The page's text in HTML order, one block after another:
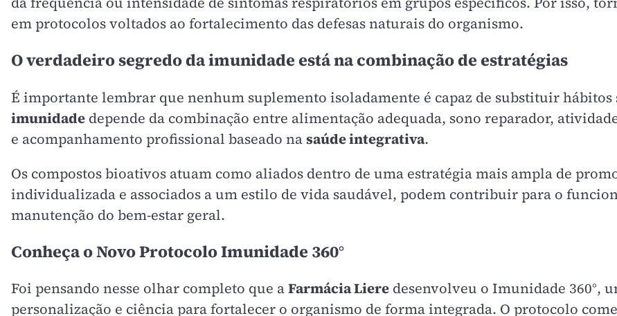
em protocolos voltados ao fortalecimento das defesas naturais do organismo.
O verdadeiro segredo da imunidade está na combinação de estratégias
É importante lembrar que nenhum suplemento isoladamente é capaz de substituir hábitos
imunidade depende da combinação entre alimentação adequada, sono reparador,
e acompanhamento profissional baseado nasaúde integrativa.
Os compostos bioativos atuam como aliados dentro de uma estratégia mais ampla de
individualizada e associados a um estilo de vida saudável, podem contribuir para o
manutenção do bem-estar geral.
Conheça o Novo Protocolo Imunidade 360°
Foi pensando nesse olhar completo que aFarmácia Liere desenvolveu o Imunidade 360°,
personalização e ciência para fortalecer o organismo de forma integrada. O protocolo